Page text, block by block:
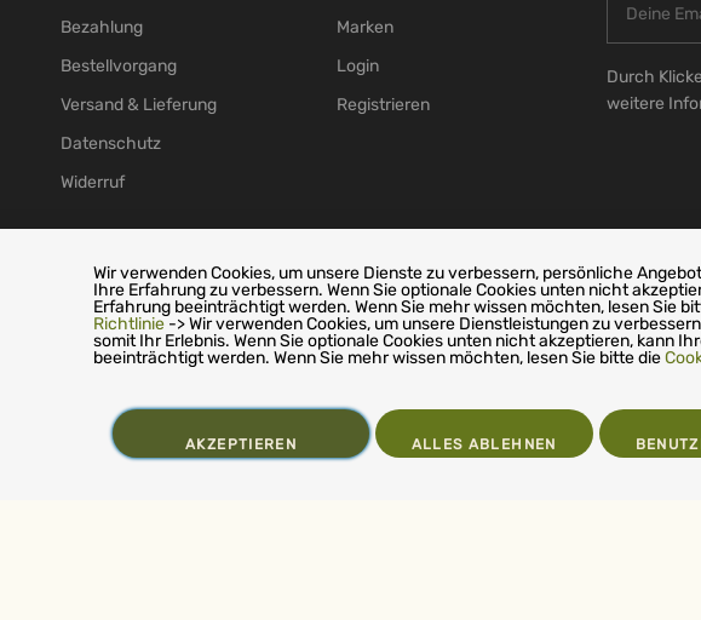
Bezahlung
Bestellvorgang
Versand & Lieferung
Datenschutz
Widerruf
Marken
Login
Registrieren
Durch
weitere
Ihre Erfahrung zu verbessern. Wenn Sie optionale Cookies unten nicht
Erfahrung beeinträchtigt werden. Wenn Sie mehr wissen möchten, lesen Sie
Richtlinie
-> Wir verwenden Cookies, um unsere Dienstleistungen zu verbessern
somit Ihr Erlebnis. Wenn Sie optionale Cookies unten nicht akzeptieren, kann